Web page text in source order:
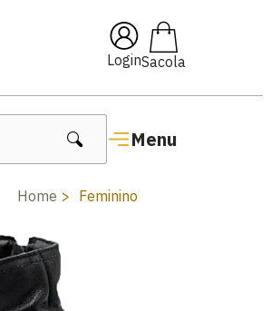
Login
Menu
🔥 Lançamentos Femininos
Home Feminino